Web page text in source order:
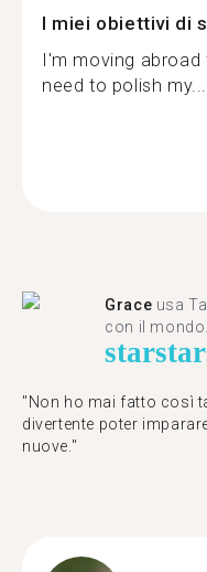
I miei obiettivi di
I'm moving abroad
need to polish my...
Grace usa
con il mondo.
starstar
"Non ho mai fatto così
divertente poter
nuove."